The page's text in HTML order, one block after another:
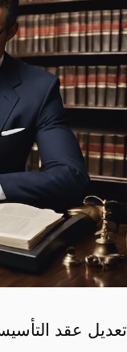
تعديل عقد